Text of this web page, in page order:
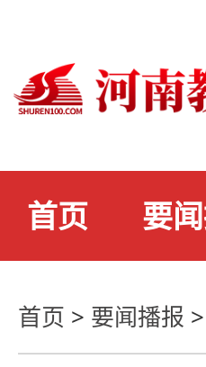
首页 要
首页 > 要闻播报 >